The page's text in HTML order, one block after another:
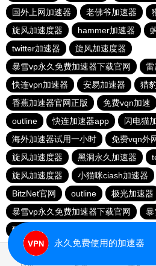
国外上网加速器
老佛爷加速器
旋风加速度器
hammer加速器
twitter加速器
旋风加速度器
暴雪vp永久免费加速器下载官网
雷
快连vρn加速器
安易加速器 猎
香蕉加速器官网正版
免费vqn加速
outline
快连加速器app 闪电猫
海外加速器试用一小时
免费vqn外
旋风加速度器
黑洞永久加速器
旋风加速度器
小猫咪ciash加速器
BitzNet官网
outline 极光加速器
暴雪vp永久免费加速器下载官网
暴
酷通加速器官网
永久免费使用的加速器